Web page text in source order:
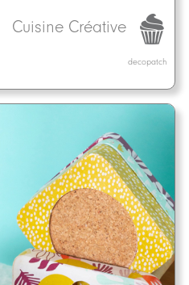
Cuisine Créative
decopatch